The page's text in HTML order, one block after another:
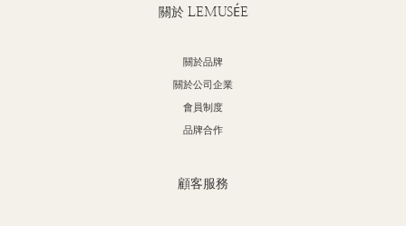
關於 LEMUSÉE
關於品牌
關於公司企業
會員制度
品牌合作
顧客服務